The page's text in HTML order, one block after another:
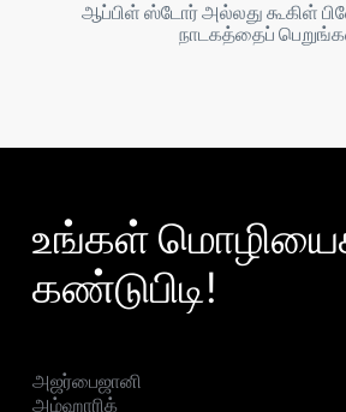
ஆப்பிள் ஸ்டோர் அல்லது கூகிள்
நாடகத்தைப்
உங்கள்
கண்டுபிடி!
அஜர்பைஜானி
அம்ஹாரிக்